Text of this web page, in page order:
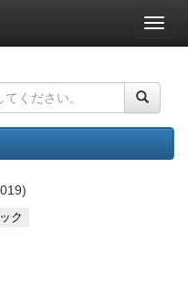
ナ
ビ
ー
ョ
ン
ク